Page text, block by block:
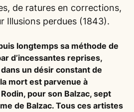
de ratures en corrections,
Illusions perdues (1843).
longtemps sa méthode de
d’incessantes reprises,
un désir constant de
mort est parvenue à
pour son Balzac, sept
de Balzac. Tous ces artistes